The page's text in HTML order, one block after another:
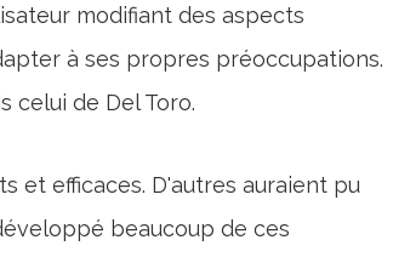
modifiant des aspects
à ses propres préoccupations.
celui de Del Toro.
et efficaces. D'autres auraient pu
beaucoup de ces